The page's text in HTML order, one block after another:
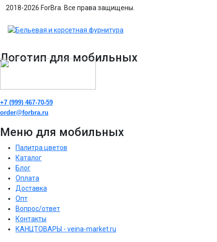
2018-2026 ForBra. Все права защищены.
Логотип для мобильных
+7 (999) 467-70-59
order@forbra.ru
Меню для мобильных
Палитра цветов
Каталог
Блог
Оплата
Доставка
Опт
Вопрос/ответ
Контакты
КАНЦТОВАРЫ - veina-market.ru